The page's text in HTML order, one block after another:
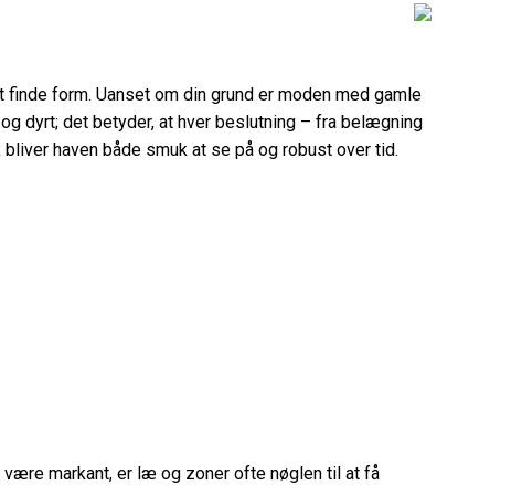
form. Uanset om din grund er moden med gamle
dyrt; det betyder, at hver beslutning – fra belægning
haven både smuk at se på og robust over tid.
være markant, er læ og zoner ofte nøglen til at få